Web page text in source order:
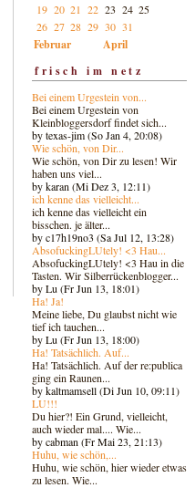
19 20 21 22 23 24 25
26 27 28 29 30 31
Februar
April
frisch im netz
Bei einem Urgestein von...
Bei einem Urgestein von
Kleinbloggersdorf findet sich...
by texas-jim (So Jan 4, 20:08)
Wie schön, von Dir...
Wie schön, von Dir zu lesen! Wir
haben uns viel...
by karan (Mi Dez 3, 12:11)
ich kenne das vielleicht...
ich kenne das vielleicht ein
bisschen. je älter...
by c17h19no3 (Sa Jul 12, 13:28)
AbsofuckingLUtely! <3 Hau...
AbsofuckingLUtely! <3 Hau in die
Tasten. Wir Silberrückenblogger...
by Lu (Fr Jun 13, 18:01)
Ha! Ja!
Meine liebe, Du glaubst nicht wie
tief ich tauchen...
by Lu (Fr Jun 13, 18:00)
Ha! Tatsächlich. Auf...
Ha! Tatsächlich. Auf der re:publica
ging ein Raunen...
by kaltmamsell (Di Jun 10, 09:11)
LU!!!
Du hier?! Ein Grund, vielleicht,
auch wieder mal.... Wie...
by cabman (Fr Mai 23, 21:13)
Huhu, wie schön,...
Huhu, wie schön, hier wieder etwas
zu lesen. Wie...